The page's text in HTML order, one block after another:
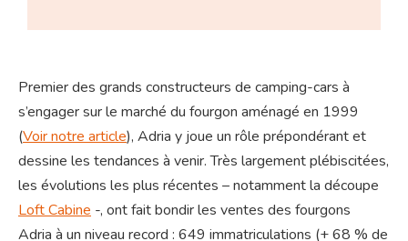
Premier des grands constructeurs de camping-cars à
s’engager sur le marché du fourgon aménagé en 1999
(Voir notre article), Adria y joue un rôle prépondérant et
dessine les tendances à venir. Très largement plébiscitées,
les évolutions les plus récentes – notamment la découpe
Loft Cabine -, ont fait bondir les ventes des fourgons
Adria à un niveau record : 649 immatriculations (+ 68 % de